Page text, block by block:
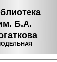
Б.А.